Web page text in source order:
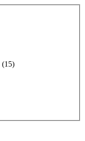
(15)